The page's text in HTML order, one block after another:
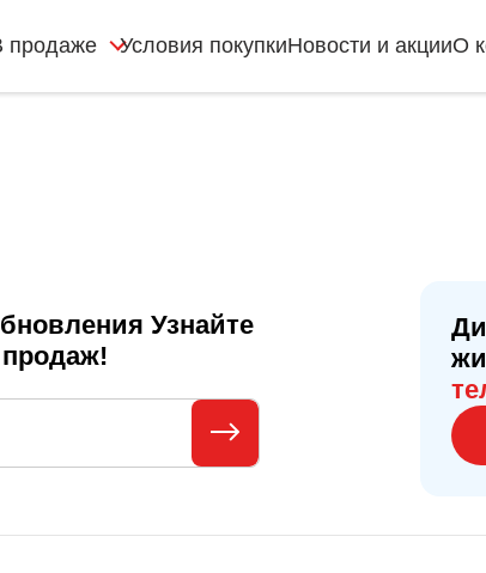
продаже Условия покупкиНовости и акцииО
Узнайте